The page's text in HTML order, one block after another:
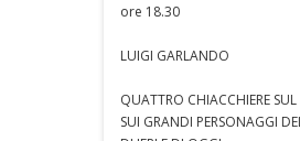
ore 18.30
LUIGI GARLANDO
QUATTRO CHIACCHIERE
SUI GRANDI PERSONAGGI